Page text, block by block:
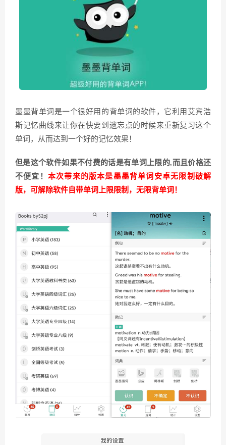
墨墨背单词是一个很好用的背单词的软件，它利用艾宾浩
斯记忆曲线来让你在快要到遗忘点的时候来重新复习这个
单词，从而达到一个好的记忆效果！
但是这个软件如果不付费的话是有单词上限的,而且价格还
不便宜！ 本次带来的版本是墨墨背单词安卓无限制破解
版，可解除软件自带单词上限限制，无限背单词！